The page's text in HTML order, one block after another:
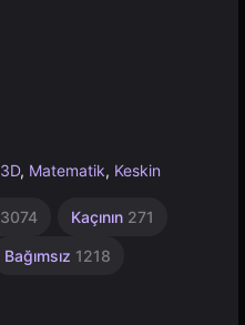
3D, Matematik, Keskin
3074 Kaçının 271
Bağımsız 1218